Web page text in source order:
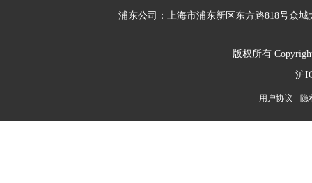
浦东公司：上海市浦东新区东方路818号众城
版权所有
沪
用户协议 隐